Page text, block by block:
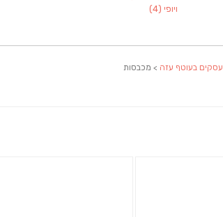
ויופי (4)
עסקים בעוטף עזה > מכבסות